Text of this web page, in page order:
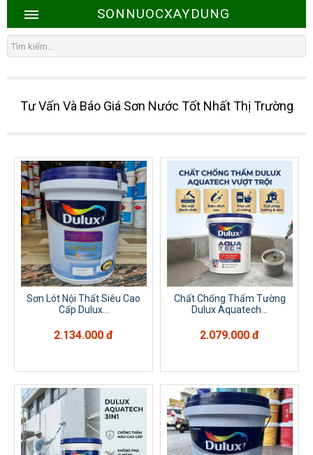
SONNUOCXAYDUNG
Tư Vấn Và Báo Giá Sơn Nước Tốt Nhất Thị Trường
Sơn Lót Nội Thất Siêu Cao
Cấp Dulux...
2.134.000 đ
Chất Chống Thấm Tường
Dulux Aquatech...
2.079.000 đ